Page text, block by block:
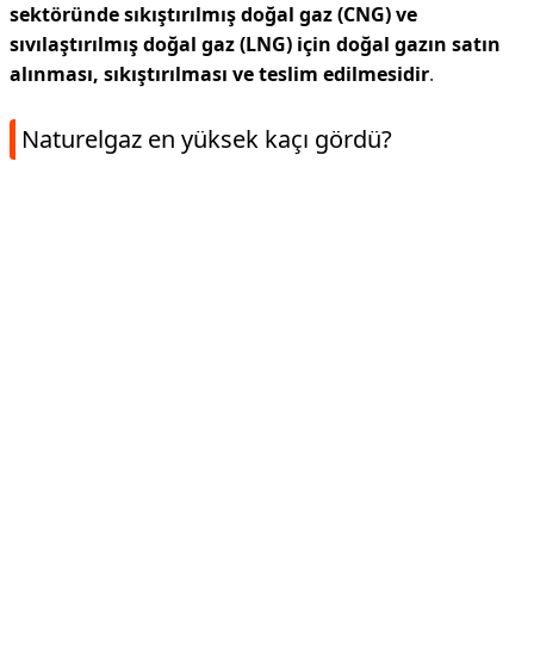
sektöründe sıkıştırılmış doğal gaz (CNG) ve
sıvılaştırılmış doğal gaz (LNG) için doğal gazın satın
alınması, sıkıştırılması ve teslim edilmesidir.
Naturelgaz en yüksek kaçı gördü?